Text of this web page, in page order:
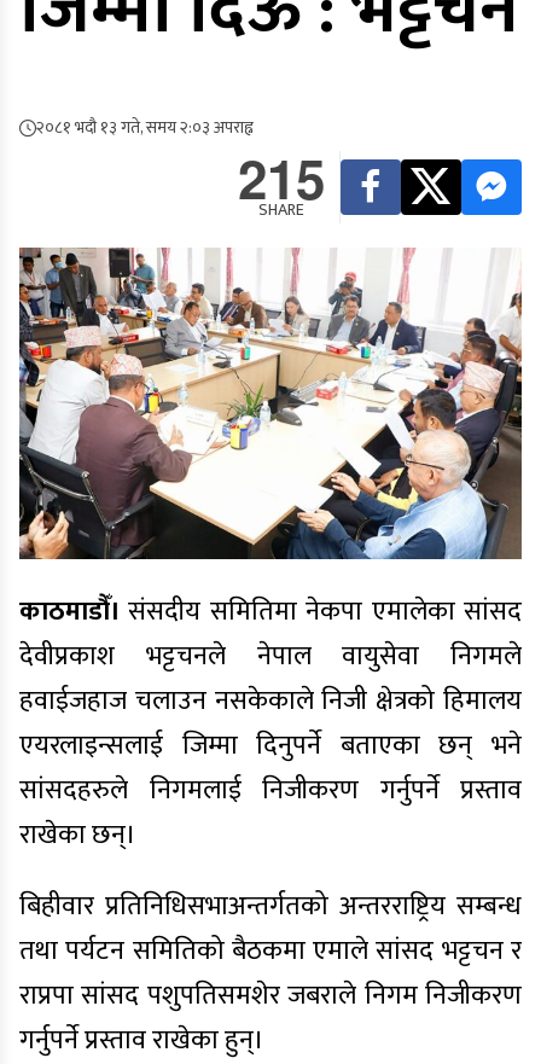
२०८१ भदौ १३ गते, समय २:०३ अपराह्न
215
SHARE
काठमाडौँ। संसदीय समितिमा नेकपा एमालेका सांसद
देवीप्रकाश भट्टचनले नेपाल वायुसेवा निगमले
हवाईजहाज चलाउन नसकेकाले निजी क्षेत्रको हिमालय
एयरलाइन्सलाई जिम्मा दिनुपर्ने बताएका छन् भने
सांसदहरुले निगमलाई निजीकरण गर्नुपर्ने प्रस्ताव
राखेका छन्।
बिहीवार प्रतिनिधिसभाअन्तर्गतको अन्तरराष्ट्रिय सम्बन्ध
तथा पर्यटन समितिको बैठकमा एमाले सांसद भट्टचन र
राप्रपा सांसद पशुपतिसमशेर जबराले निगम निजीकरण
गर्नुपर्ने प्रस्ताव राखेका हुन्।